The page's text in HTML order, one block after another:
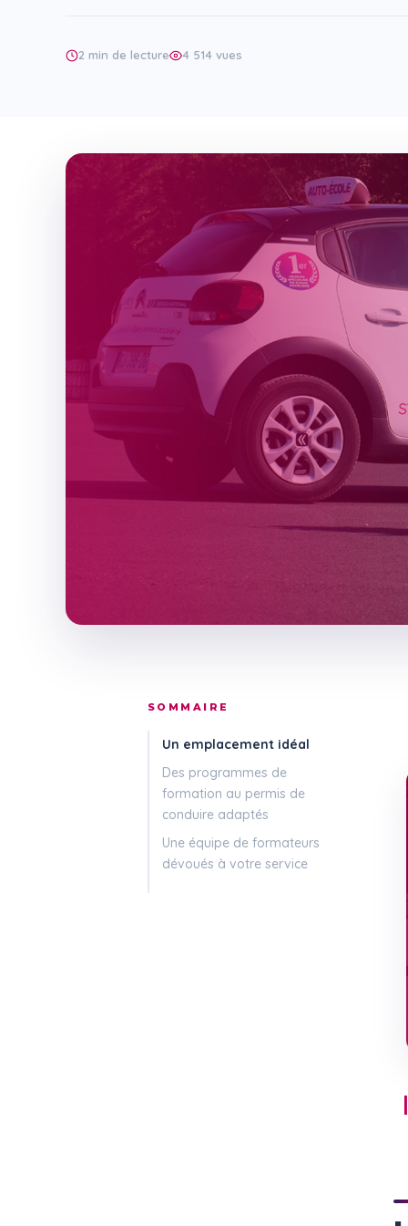
Bâteau
2 min de lecture 4 514 vues
SOMMAIRE
Un emplacement idéal
Des programmes de
formation au permis de
conduire adaptés
Une équipe de formateurs
dévoués à votre service